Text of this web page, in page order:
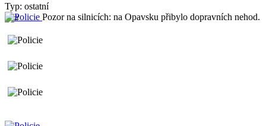
Typ: ostatní
Pozor na silnicích: na Opavsku přibylo dopravních nehod.